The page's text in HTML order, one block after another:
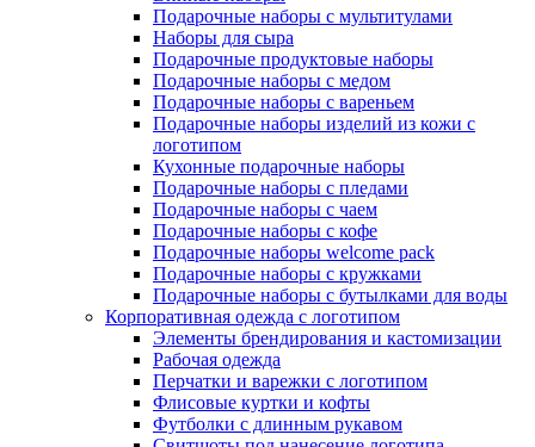
Подарочные наборы с мультитулами
Наборы для сыра
Подарочные продуктовые наборы
Подарочные наборы с медом
Подарочные наборы с вареньем
Подарочные наборы изделий из кожи с
логотипом
Кухонные подарочные наборы
Подарочные наборы с пледами
Подарочные наборы с чаем
Подарочные наборы с кофе
Подарочные наборы welcome pack
Подарочные наборы с кружками
Подарочные наборы с бутылками для воды
Корпоративная одежда с логотипом
Элементы брендирования и кастомизации
Рабочая одежда
Перчатки и варежки с логотипом
Флисовые куртки и кофты
Футболки с длинным рукавом